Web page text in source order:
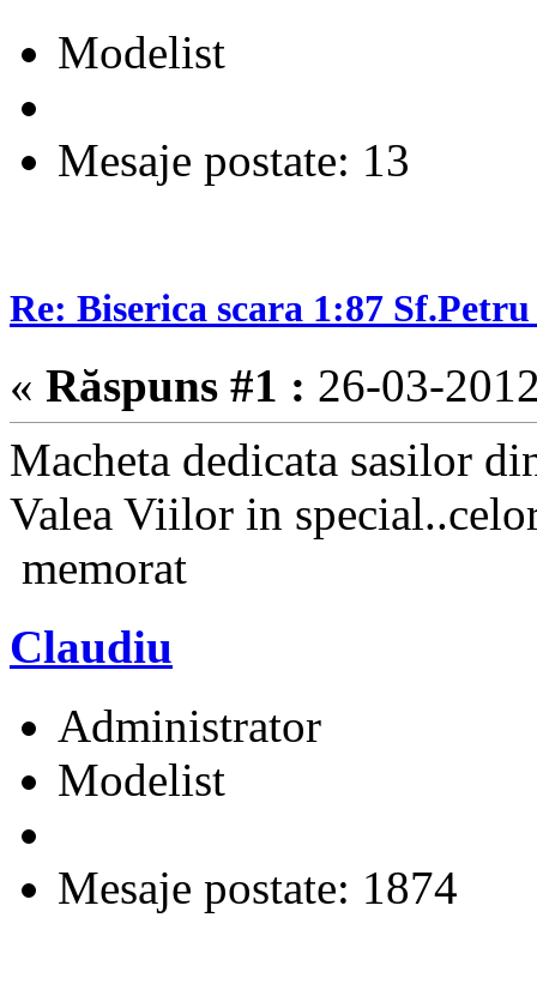
Modelist
Mesaje postate: 13
Re: Biserica scara 1:87
« Răspuns #1 : 26-03-
Macheta dedicata sasilor
Valea Viilor in
memorat
Claudiu
Administrator
Modelist
Mesaje postate: 1874